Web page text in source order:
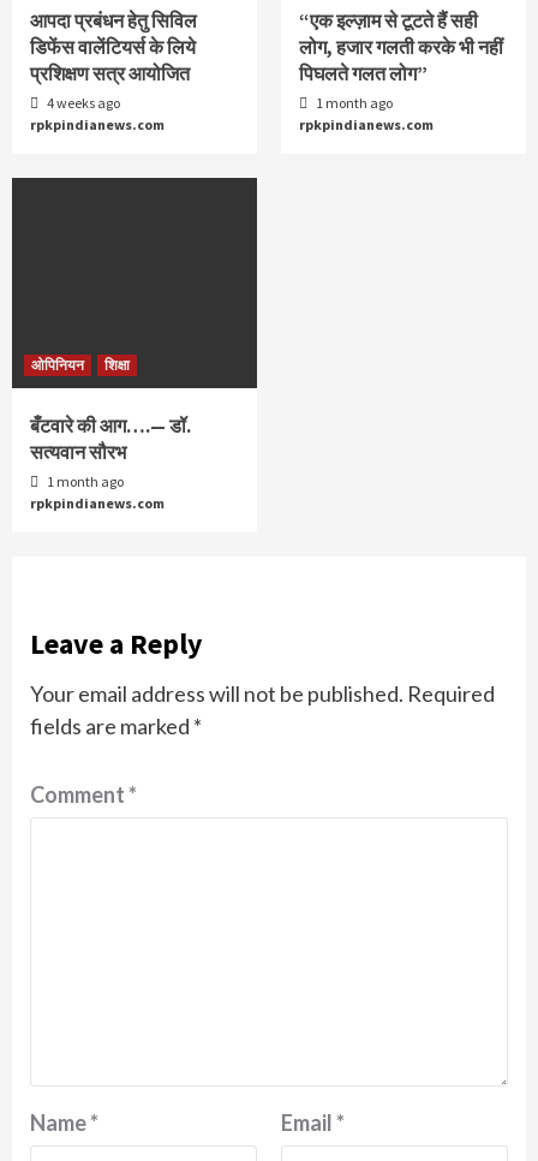
आपदा प्रबंधन हेतु सिविल
डिफेंस वालेंटियर्स के लिये
प्रशिक्षण सत्र आयोजित
4 weeks ago
rpkpindianews.com
“एक इल्ज़ाम से टूटते हैं सही
लोग, हजार गलती करके भी नहीं
पिघलते गलत लोग”
1 month ago
rpkpindianews.com
ओपिनियन शिक्षा
बँटवारे की आग….— डॉ.
सत्यवान सौरभ
1 month ago
rpkpindianews.com
Leave a Reply
Your email address will not be published. Required
fields are marked *
Comment*
Name* Email*